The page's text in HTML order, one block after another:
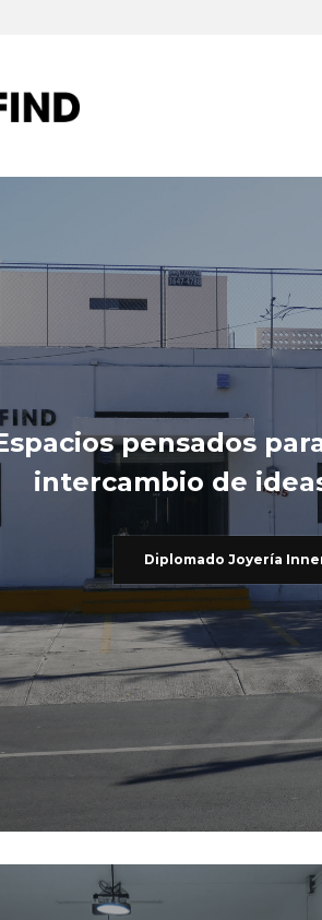
pensados
intercambio de
Diplomado Joyería